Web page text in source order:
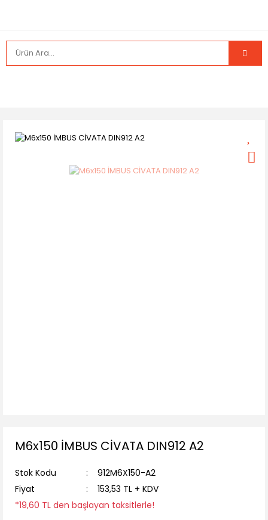
M6x150 İMBUS CİVATA DIN912 A2
Stok Kodu
912M6X150-A2
Fiyat
153,53 TL + KDV
*19,60 TL den başlayan taksitlerle!